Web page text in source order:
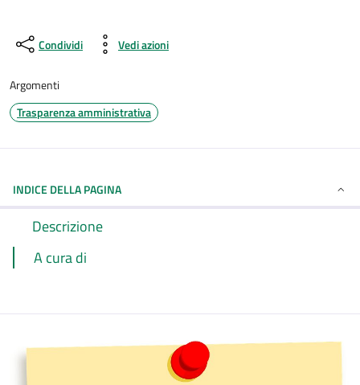
Condividi Vedi azioni
Argomenti
Trasparenza amministrativa
INDICE DELLA PAGINA
Descrizione
A cura di